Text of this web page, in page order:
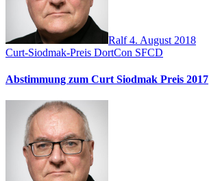
Ralf4. August 2018
Curt-Siodmak-Preis DortCon SFCD
Abstimmung zum Curt Siodmak Preis 2017